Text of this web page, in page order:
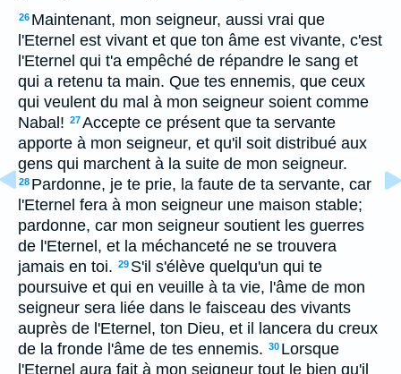
26 Maintenant, mon seigneur, aussi vrai que
l'Eternel est vivant et que ton âme est vivante, c'est
l'Eternel qui t'a empêché de répandre le sang et
qui a retenu ta main. Que tes ennemis, que ceux
qui veulent du mal à mon seigneur soient comme
Nabal! 27Accepte ce présent que ta servante
apporte à mon seigneur, et qu'il soit distribué aux
gens qui marchent à la suite de mon seigneur.
28 Pardonne, je te prie, la faute de ta servante, car
l'Eternel fera à mon seigneur une maison stable;
pardonne, car mon seigneur soutient les guerres
de l'Eternel, et la méchanceté ne se trouvera
jamais en toi. 29 S'il s'élève quelqu'un qui te
poursuive et qui en veuille à ta vie, l'âme de mon
seigneur sera liée dans le faisceau des vivants
auprès de l'Eternel, ton Dieu, et il lancera du creux
de la fronde l'âme de tes ennemis. 30 Lorsque
l'Eternel aura fait à mon seigneur tout le bien qu'il